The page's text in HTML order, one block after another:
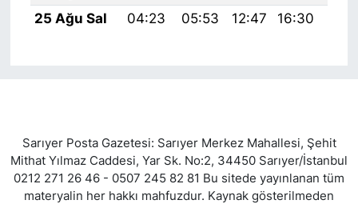
25 Ağu Sal
04:23 05:53 12:47 16:30
Sarıyer Posta Gazetesi: Sarıyer Merkez Mahallesi, Şehit
Mithat Yılmaz Caddesi, Yar Sk. No:2, 34450 Sarıyer/İstanbul
0212 271 26 46 - 0507 245 82 81 Bu sitede yayınlanan tüm
materyalin her hakkı mahfuzdur. Kaynak gösterilmeden